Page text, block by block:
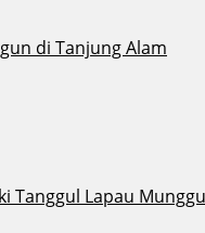
di Tanjung Alam
Tanggul Lapau Munggu